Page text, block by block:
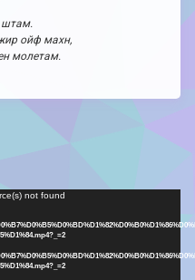
штам.
ойф махн,
молетам.
not found